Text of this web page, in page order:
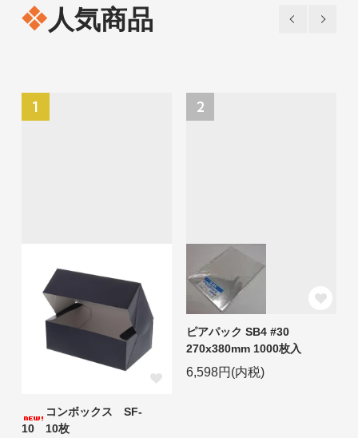
人気商品
1
コンボックス SF-
10 10枚
2
ピアパック SB4 #30
270x380mm 1000枚入
6,598円(内税)